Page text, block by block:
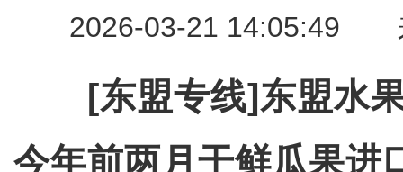
2026-03-21 14:05:49
[东盟专线]东盟水
今年前两月干鲜瓜果进